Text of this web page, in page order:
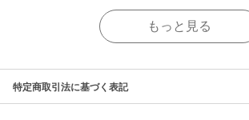
もっと見る
特定商取引法に基づく表記